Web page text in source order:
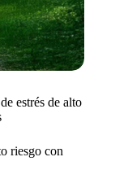
estrés de alto
riesgo con